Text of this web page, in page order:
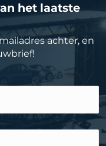
het laatste
achter, en